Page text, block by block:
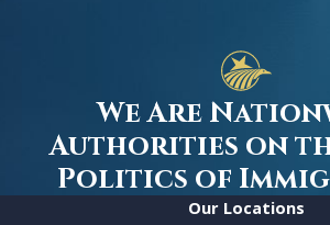
We Are
Authorities on
Politics of
Our Locations